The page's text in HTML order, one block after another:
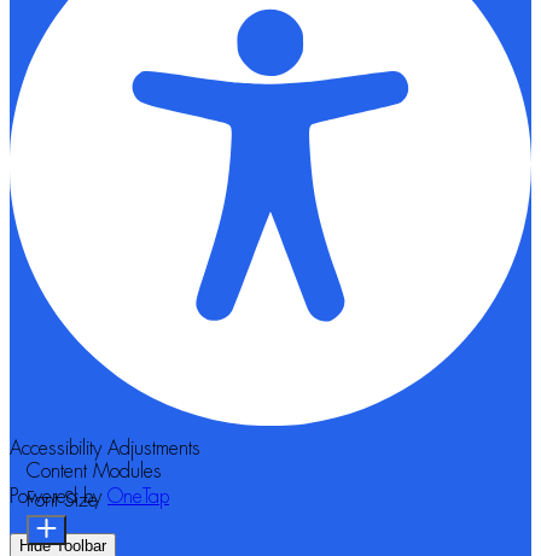
Accessibility Adjustments
Powered by OneTap
Hide Toolbar
Content Modules
Font Size